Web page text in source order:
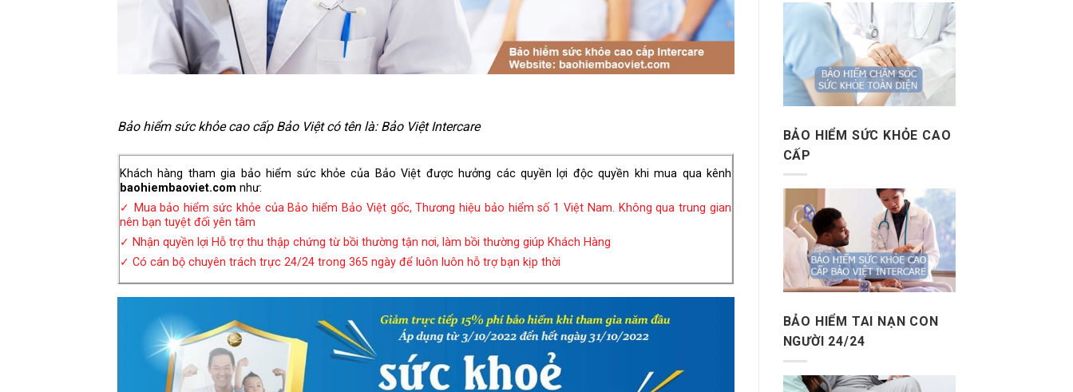
Bảo hiểm sức khỏe cao cấp Bảo Việt có tên là: Bảo Việt Intercare
Khách hàng tham gia bảo hiểm sức khỏe của Bảo Việt được hưởng các quyền lợi độc quyền khi mua qua kênh
baohiembaoviet.com như:
✓ Mua bảo hiểm sức khỏe của Bảo hiểm Bảo Việt gốc, Thương hiệu bảo hiểm số 1 Việt Nam. Không qua trung gian
nên bạn tuyệt đối yên tâm
✓ Nhận quyền lợi Hỗ trợ thu thập chứng từ bồi thường tận nơi, làm bồi thường giúp Khách Hàng
✓ Có cán bộ chuyên trách trực 24/24 trong 365 ngày để luôn luôn hỗ trợ bạn kịp thời
BẢO HIỂM SỨC KHỎE CAO
CẤP
BẢO HIỂM TAI NẠN CON
NGƯỜI 24/24